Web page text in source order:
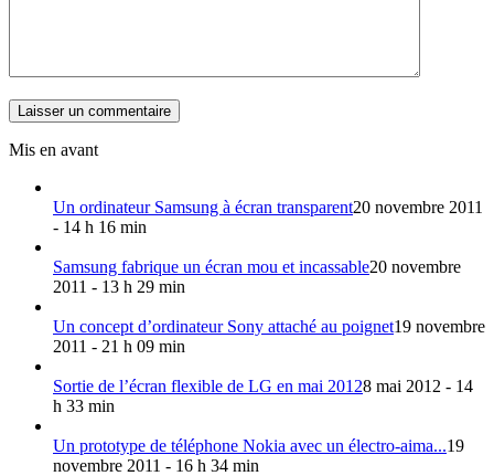
Mis en avant
Un ordinateur Samsung à écran transparent20 novembre 2011
- 14 h 16 min
Samsung fabrique un écran mou et incassable20 novembre
2011 - 13 h 29 min
Un concept d’ordinateur Sony attaché au poignet19 novembre
2011 - 21 h 09 min
Sortie de l’écran flexible de LG en mai 20128 mai 2012 - 14
h 33 min
Un prototype de téléphone Nokia avec un électro-aima...19
novembre 2011 - 16 h 34 min